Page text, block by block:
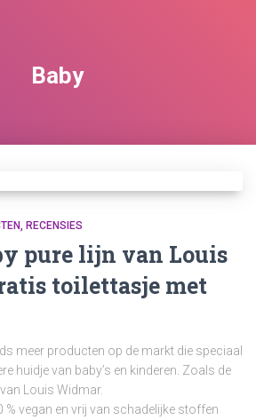
Baby
RECENSIES
pure lijn van Louis
toilettasje met
meer producten op de markt die speciaal
huidje van baby’s en kinderen. Zoals de
Louis Widmar.
% vegan en vrij van schadelijke stoffen